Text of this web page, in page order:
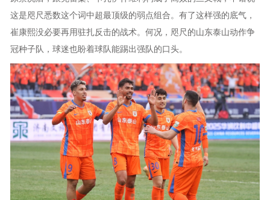
这是咫尺悉数这个词中超最顶级的弱点组合。有了这样强的底气，
崔康熙没必要再用驻扎反击的战术。何况，咫尺的山东泰山动作争
冠种子队，球迷也盼着球队能踢出强队的口头。